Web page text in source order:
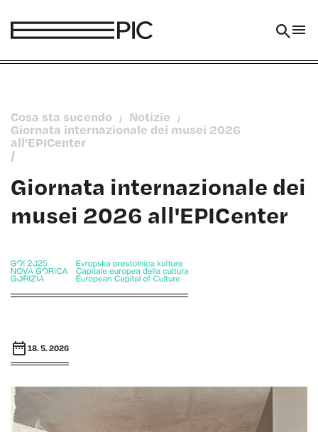
Cosa sta sucendo / Notizie /
Giornata internazionale dei musei 2026
all'EPICenter
/
Giornata internazionale dei
musei 2026 all'EPICenter
18. 5. 2026